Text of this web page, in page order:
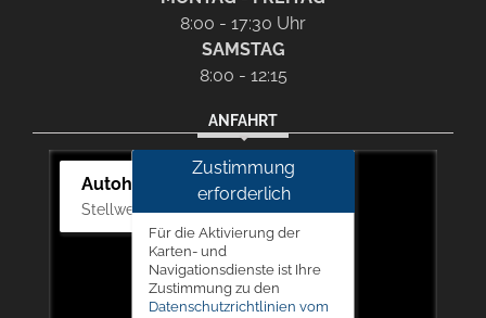
8:00 - 17:30 Uhr
SAMSTAG
8:00 - 12:15
ANFAHRT
Autohaus Picker
Stellwerk 5, 57368 Lennestadt
Zustimmung
erforderlich
Für die Aktivierung der
Karten- und
Navigationsdienste ist Ihre
Zustimmung zu den
Datenschutzrichtlinien vom